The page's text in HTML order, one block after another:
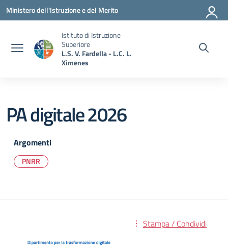
Vai ai contenuti
Vai al menu di navigazione
Vai al footer
Ministero dell'Istruzione e del Merito
Istituto di Istruzione
Superiore
L.S. V. Fardella - L.C. L.
Ximenes
PA digitale 2026
Argomenti
PNRR
Stampa / Condividi